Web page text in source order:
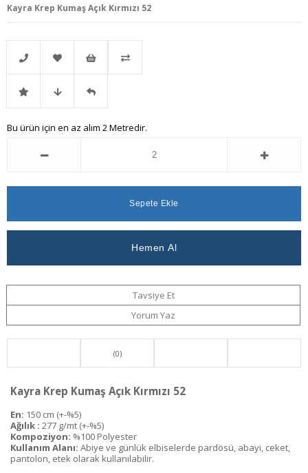
Kayra Krep Kumaş Açık Kırmızı 52
Telefonla
Sipariş
Favorilere
Ekle
İstek
Listeme
İndirimli Fiyat
Ver
Gelince
Bu ürün için en az alım 2 Metredir.
Tavsiye Et
Yorum Yaz
(0)
Kayra Krep Kumaş Açık Kırmızı 52
En: 150 cm (+-%5)
Ağılık : 277 g/mt (+-%5)
Kompoziyon: %100 Polyester
Kullanım Alanı: Abiye ve günlük elbiselerde pardösü, abayi, ceket,
pantolon, etek olarak kullanılabilir.